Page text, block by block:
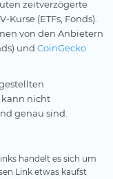
zeitverzögerte
Kurse (ETFs, Fonds).
von den Anbietern
und CoinGecko
nicht
genau sind.
handelt es sich um
Link etwas kaufst